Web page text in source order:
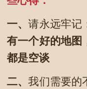
一、请永远牢记
有一个好的地图
都是空谈
二、我们需要的